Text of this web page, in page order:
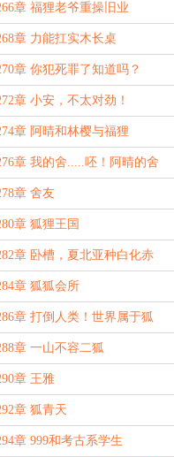
章 福狸老爷重操旧业
章 力能扛实木长桌
章 你犯死罪了知道吗？
章 小安，不太对劲！
章 阿晴和林樱与福狸
章 我的舍.....呸！阿晴的舍
章 舍友
章 狐狸王国
章 卧槽，夏北亚种白化赤
章 狐狐会所
章 打倒人类！世界属于狐
章 一山不容二狐
章 王雅
章 狐青天
章 999和考古系学生